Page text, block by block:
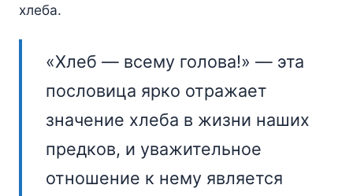
хлеба.
«Хлеб — всему голова!» — эта
пословица ярко отражает
значение хлеба в жизни наших
предков, и уважительное
отношение к нему является